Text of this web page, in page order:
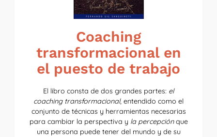
Coaching
transformacional en
el puesto de trabajo
El libro consta de dos grandes partes: el
coaching transformacional, entendido como el
conjunto de técnicas y herramientas necesarias
para cambiar la perspectiva y la percepciónque
una persona puede tener del mundo y de su